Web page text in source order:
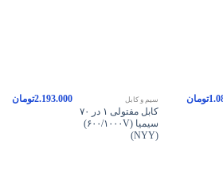
تومان سیم و کابل
کابل مفتولی ۱ در ۷۰
سیمیا (۶۰۰/۱۰۰۰V)
(NYY)
2.193.000تومان